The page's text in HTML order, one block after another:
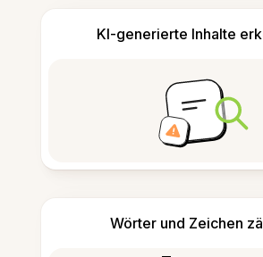
KI-generierte Inhalte
Wörter und Zeichen